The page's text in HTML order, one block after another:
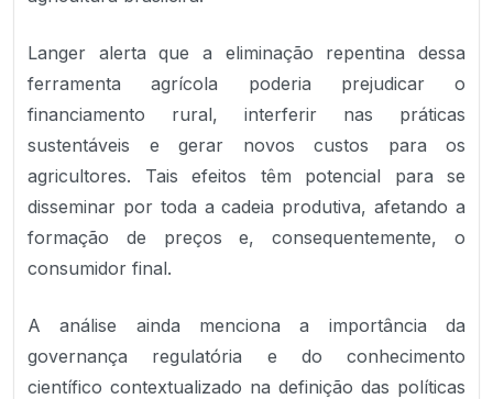
Langer alerta que a eliminação repentina dessa
ferramenta agrícola poderia prejudicar o
financiamento rural, interferir nas práticas
sustentáveis e gerar novos custos para os
agricultores. Tais efeitos têm potencial para se
disseminar por toda a cadeia produtiva, afetando a
formação de preços e, consequentemente, o
consumidor final.
A análise ainda menciona a importância da
governança regulatória e do conhecimento
científico contextualizado na definição das políticas